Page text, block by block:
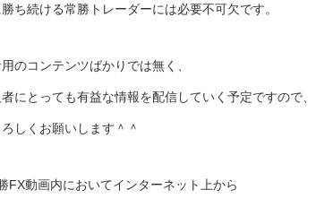
ち続ける常勝トレーダーには必要不可欠です。
のコンテンツばかりでは無く、
にとっても有益な情報を配信していく予定ですので、
しくお願いします＾＾
FX動画内においてインターネット上から